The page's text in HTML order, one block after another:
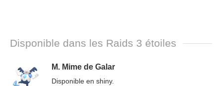
Disponible dans les Raids 3 étoiles
M. Mime de Galar
Disponible en shiny.